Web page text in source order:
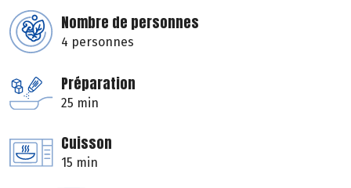
Nombre de personnes
4 personnes
Préparation
25 min
Cuisson
15 min